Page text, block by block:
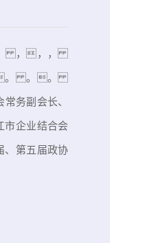
， ，，，
。 。。
务副会长、
市企业结合会
、第五届政协